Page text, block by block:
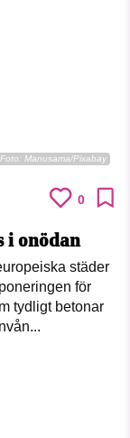
Foto: Manusama/Pixabay
0
i onödan
städer
för
tydligt betonar